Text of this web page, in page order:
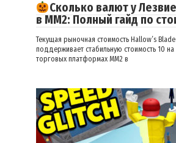
Сколько валют у
в ММ2: Полный гайд по
Текущая рыночная стоимость Hallow’s Blade
поддерживает стабильную стоимость 10
торговых платформах MM2 в